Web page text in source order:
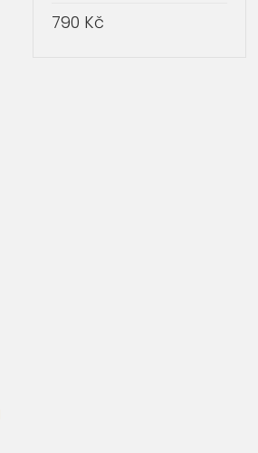
790 Kč